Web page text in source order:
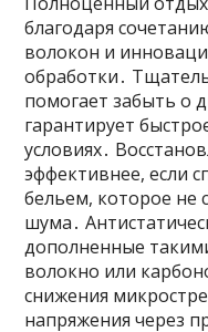
благодаря
волокон и
обработки․
помогает забыть о
гарантирует
условиях․
эффективнее, если
бельем, которое не
шума․
дополненные
волокно или
снижения
напряжения через